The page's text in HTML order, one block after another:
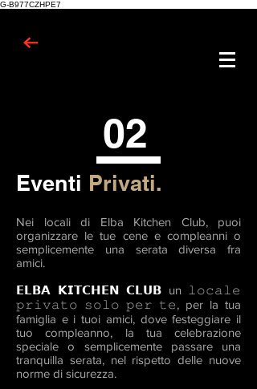
G-B977CZHPE7
02
Eventi Privati.
Nei locali di Elba Kitchen Club, puoi
organizzare le tue cene e compleanni o
semplicemente una serata diversa fra
amici.
𝗘𝗟𝗕𝗔 𝗞𝗜𝗧𝗖𝗛𝗘𝗡 𝗖𝗟𝗨𝗕 un 𝚕𝚘𝚌𝚊𝚕𝚎
𝚙𝚛𝚒𝚟𝚊𝚝𝚘 𝚜𝚘𝚕𝚘 𝚙𝚎𝚛 𝚝𝚎, per la tua
famiglia e i tuoi amici, dove festeggiare il
tuo compleanno, la tua celebrazione
speciale o semplicemente passare una
tranquilla serata, nel rispetto delle nuove
norme di sicurezza.⁣